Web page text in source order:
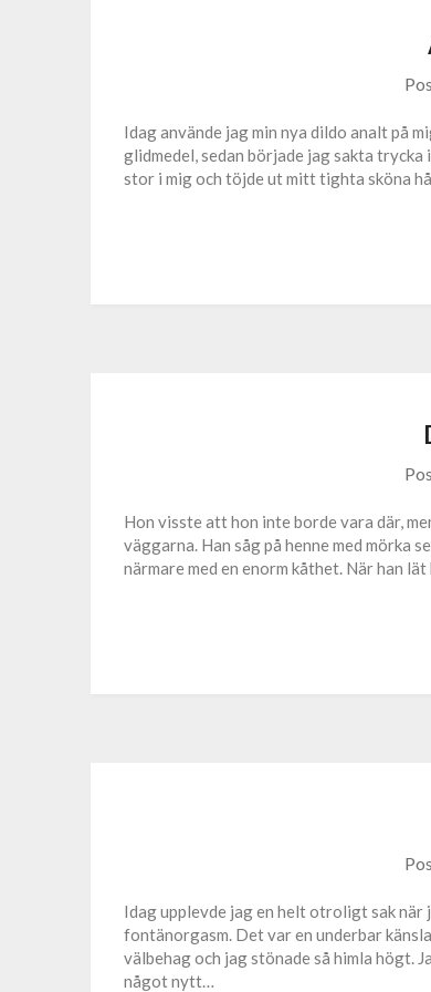
Idag använde jag min nya dildo analt på
glidmedel, sedan började jag sakta
stor i mig och töjde ut mitt tighta sköna
Hon visste att hon inte borde vara där,
väggarna. Han såg på henne med mörka
närmare med en enorm kåthet. När han
Idag upplevde jag en helt otroligt sak när
fontänorgasm. Det var en underbar
välbehag och jag stönade så himla högt.
något nytt…